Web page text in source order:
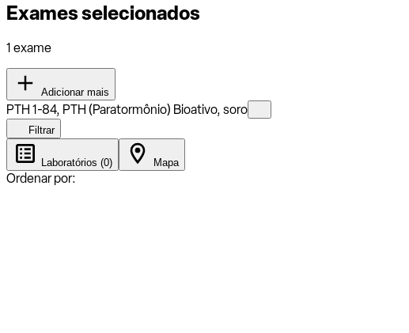
Exames selecionados
1 exame
Adicionar mais
PTH 1-84, PTH (Paratormônio) Bioativo, soro
Filtrar
Laboratórios (0) Mapa
Ordenar por: